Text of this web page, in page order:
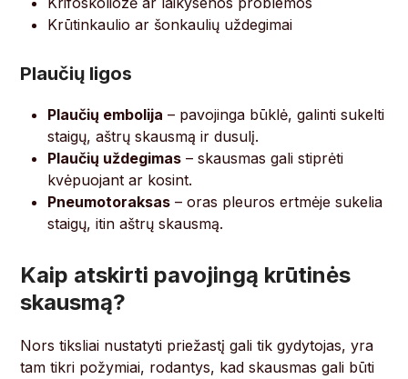
Krūtinkaulio ar šonkaulių uždegimai
Plaučių ligos
Plaučių embolija – pavojinga būklė, galinti sukelti
staigų, aštrų skausmą ir dusulį.
Plaučių uždegimas – skausmas gali stiprėti
kvėpuojant ar kosint.
Pneumotoraksas – oras pleuros ertmėje sukelia
staigų, itin aštrų skausmą.
Kaip atskirti pavojingą krūtinės
skausmą?
Nors tiksliai nustatyti priežastį gali tik gydytojas, yra
tam tikri požymiai, rodantys, kad skausmas gali būti